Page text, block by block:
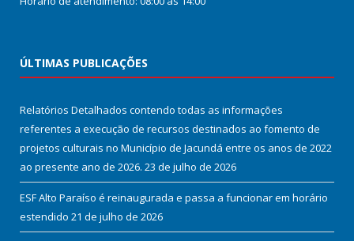
ÚLTIMAS PUBLICAÇÕES
Relatórios Detalhados contendo todas as informações
referentes a execução de recursos destinados ao fomento de
projetos culturais no Município de Jacundá entre os anos de 2022
ao presente ano de 2026. 23 de julho de 2026
ESF Alto Paraíso é reinaugurada e passa a funcionar em horário
estendido 21 de julho de 2026